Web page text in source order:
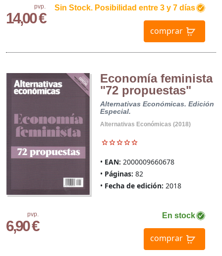
pvp.
14,00 €
Sin Stock. Posibilidad entre 3 y 7 días
comprar
Economía feminista
"72 propuestas"
Alternativas Económicas. Edición
Especial.
Alternativas Económicas (2018)
EAN: 2000009660678
Páginas: 82
Fecha de edición: 2018
pvp.
6,90 €
En stock
comprar